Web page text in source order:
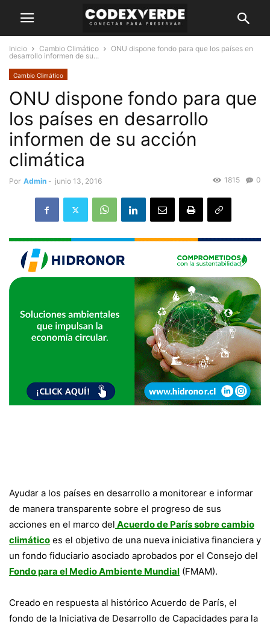
Inicio Cambio Climático
ONU dispone fondo para que los países en
desarrollo informen de su...
Cambio Climático
ONU dispone fondo para que
los países en desarrollo
informen de su acción
climática
Por Admin - junio 13, 2016 0
1815
Ayudar a los países en desarrollo a monitorear e informar
de manera transparente sobre el progreso de sus
acciones en el marco del Acuerdo de París sobre cambio
climático es el objetivo de una nueva iniciativa financiera y
un fondo fiduciario asociado aprobados por el Consejo del
Fondo para el Medio Ambiente Mundial (FMAM).
Creado en respuesta al histórico Acuerdo de París, el
fondo de la Iniciativa de Desarrollo de Capacidades para la